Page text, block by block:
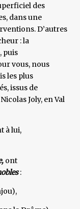
des
dans une
D’autres
: la
puis
vous, nous
les plus
issus de
Joly, en Val
à lui,
ont
: